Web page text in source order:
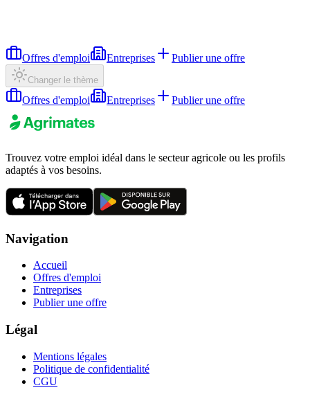
Offres d'emploi Entreprises Publier une offre
Changer le thème
Offres d'emploi Entreprises Publier une offre
Trouvez votre emploi idéal dans le secteur agricole ou les profils
adaptés à vos besoins.
Navigation
Accueil
Offres d'emploi
Entreprises
Publier une offre
Légal
Mentions légales
Politique de confidentialité
CGU